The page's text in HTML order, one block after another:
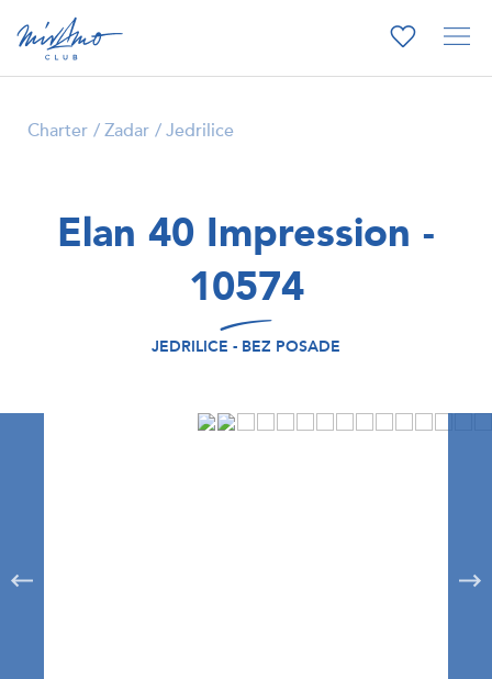
Charter Zadar Jedrilice
Elan 40 Impression -
10574
JEDRILICE - BEZ POSADE